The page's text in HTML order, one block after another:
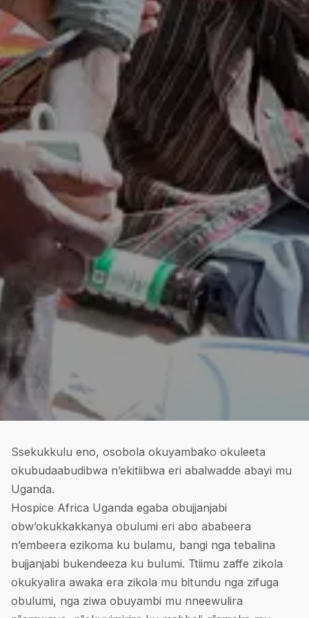
Ssekukkulu eno, osobola okuyambako okuleeta
okubudaabudibwa n’ekitiibwa eri abalwadde abayi mu
Uganda.
Hospice Africa Uganda egaba obujjanjabi
obw’okukkakkanya obulumi eri abo ababeera
n’embeera ezikoma ku bulamu, bangi nga tebalina
bujjanjabi bukendeeza ku bulumi. Ttiimu zaffe zikola
okukyalira awaka era zikola mu bitundu nga zifuga
obulumi, nga ziwa obuyambi mu nneewulira